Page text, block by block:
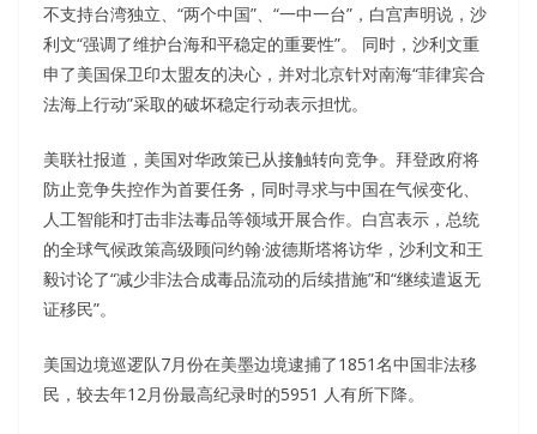
不支持台湾独立、“两个中国”、“一中一台”，白宫声明说，沙
利文“强调了维护台海和平稳定的重要性”。 同时，沙利文重
申了美国保卫印太盟友的决心，并对北京针对南海“菲律宾合
法海上行动”采取的破坏稳定行动表示担忧。
美联社报道，美国对华政策已从接触转向竞争。拜登政府将
防止竞争失控作为首要任务，同时寻求与中国在气候变化、
人工智能和打击非法毒品等领域开展合作。白宫表示，总统
的全球气候政策高级顾问约翰·波德斯塔将访华，沙利文和王
毅讨论了“减少非法合成毒品流动的后续措施”和“继续遣返无
证移民”。
美国边境巡逻队7月份在美墨边境逮捕了1851名中国非法移
民，较去年12月份最高纪录时的5951 人有所下降。